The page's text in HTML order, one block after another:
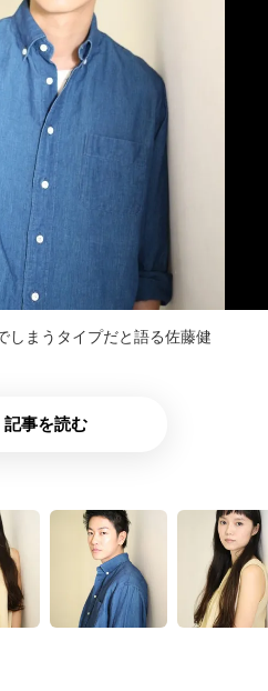
しまうタイプだと語る佐藤健
記事を読む